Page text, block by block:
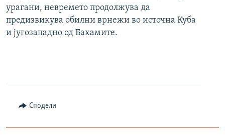
урагани, невремето продолжува да
предизвикува обилни врнежи во источна Куба
и југозападно од Бахамите.
Сподели